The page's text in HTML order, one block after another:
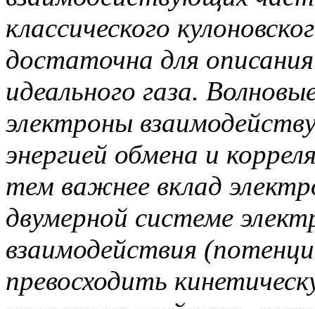
классического
достаточна для
идеального газа.
электроны
энергией обмена и
тем важнее вклад
двумерной системе
взаимодействия
превосходить